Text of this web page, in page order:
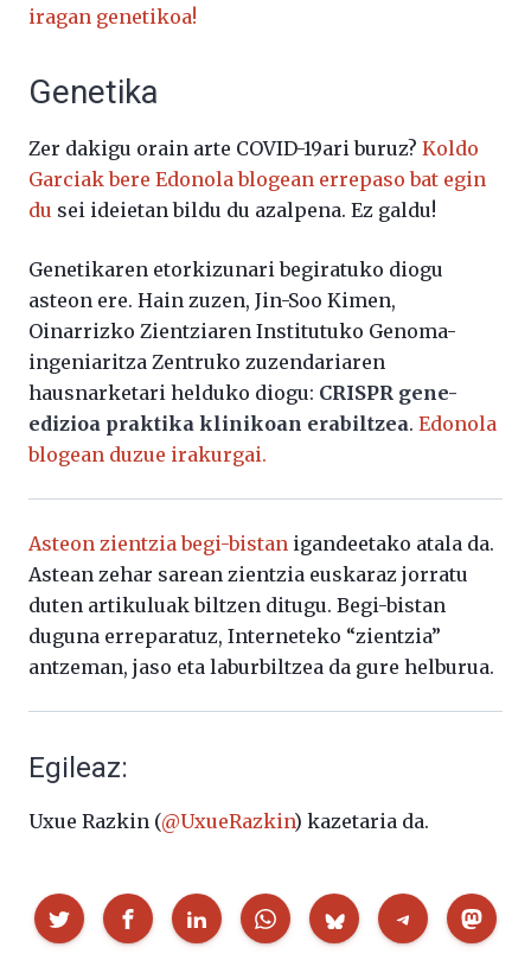
iragan genetikoa!
Genetika
Zer dakigu orain arte COVID-19ari buruz? Koldo
Garciak bere Edonola blogean errepaso bat egin
du sei ideietan bildu du azalpena. Ez galdu!
Genetikaren etorkizunari begiratuko diogu
asteon ere. Hain zuzen, Jin-Soo Kimen,
Oinarrizko Zientziaren Institutuko Genoma-
ingeniaritza Zentruko zuzendariaren
hausnarketari helduko diogu: CRISPR gene-
edizioa praktika klinikoan erabiltzea. Edonola
blogean duzue irakurgai.
Asteon zientzia begi-bistan igandeetako atala da.
Astean zehar sarean zientzia euskaraz jorratu
duten artikuluak biltzen ditugu. Begi-bistan
duguna erreparatuz, Interneteko “zientzia”
antzeman, jaso eta laburbiltzea da gure helburua.
Egileaz:
Uxue Razkin (@UxueRazkin) kazetaria da.
Partekatu